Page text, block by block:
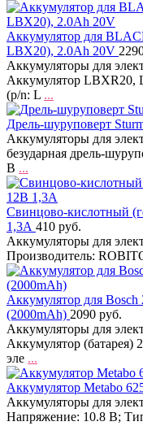
Аккумулятор для
LBX20), 2.0Ah 20V
Аккумуляторы для
Аккумулятор
(p/n: L ...
Дрель-шуруповерт
Аккумуляторы для
безударная дрель-
В ...
Свинцово-кислотный
1,3А 410 руб.
Аккумуляторы для
Производитель:
Аккумулятор для Bosch
(2000mAh) 2090 руб.
Аккумуляторы для
Аккумулятор (батарея)
эле ...
Аккумулятор Metabo
Аккумуляторы для
Напряжение: 10.8 В;